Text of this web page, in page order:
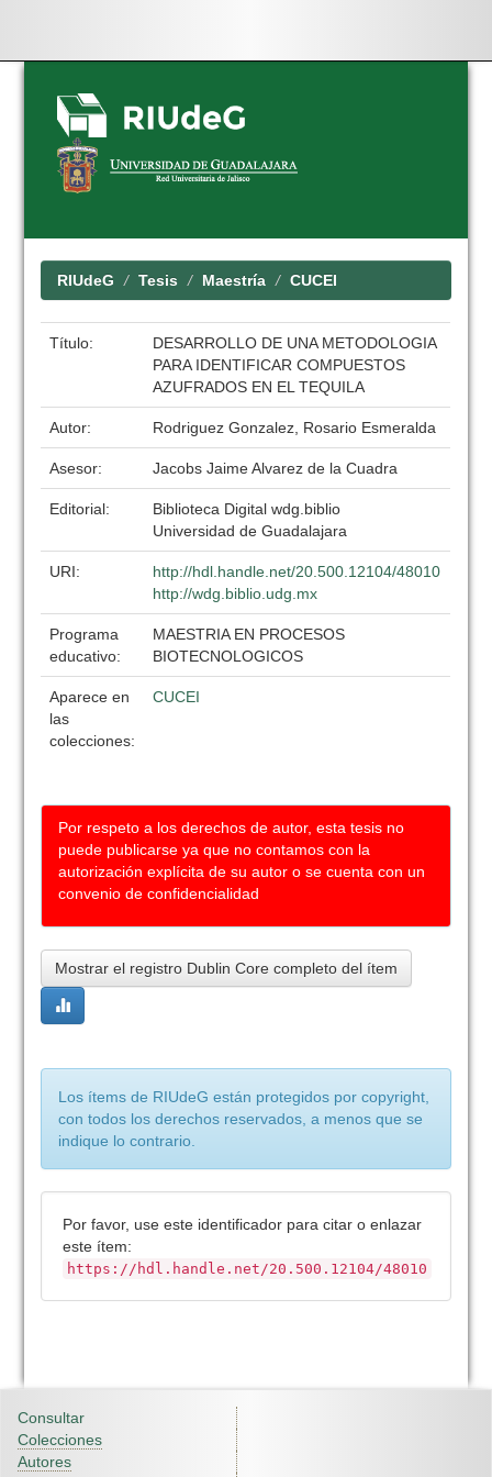
Skip
navigation
RIUdeG Tesis Maestría CUCEI
Título:
DESARROLLO DE UNA METODOLOGIA
PARA IDENTIFICAR COMPUESTOS
AZUFRADOS EN EL TEQUILA
Autor: Rodriguez Gonzalez, Rosario Esmeralda
Asesor: Jacobs Jaime Alvarez de la Cuadra
Editorial:
Biblioteca Digital wdg.biblio
Universidad de Guadalajara
URI:
http://hdl.handle.net/20.500.12104/48010
http://wdg.biblio.udg.mx
Programa
educativo:
MAESTRIA EN PROCESOS
BIOTECNOLOGICOS
Aparece en
las
colecciones:
CUCEI
Por respeto a los derechos de autor, esta tesis no
puede publicarse ya que no contamos con la
autorización explícita de su autor o se cuenta con un
convenio de confidencialidad
Mostrar el registro Dublin Core completo del ítem
Los ítems de RIUdeG están protegidos por copyright,
con todos los derechos reservados, a menos que se
indique lo contrario.
Por favor, use este identificador para citar o enlazar
este ítem:
https://hdl.handle.net/20.500.12104/48010
Consultar
Colecciones
Autores